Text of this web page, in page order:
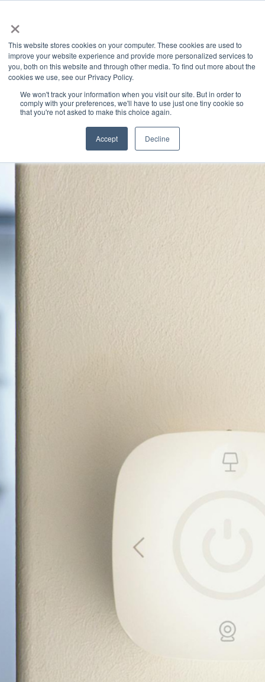
×
This website stores cookies on your computer. These cookies are used to
improve your website experience and provide more personalized services to
you, both on this website and through other media. To find out more about the
cookies we use, see our Privacy Policy.
We won't track your information when you visit our site. But in order to
comply with your preferences, we'll have to use just one tiny cookie so
that you're not asked to make this choice again.
Accept Decline
產業洞見